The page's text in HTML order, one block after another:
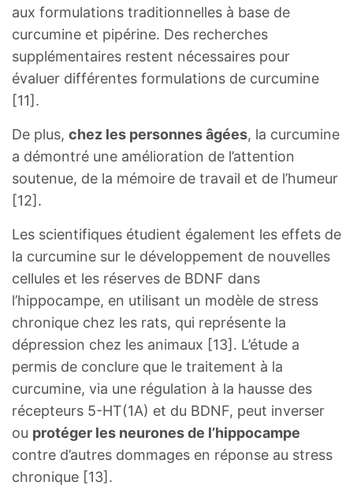
aux formulations traditionnelles à base de
curcumine et pipérine. Des recherches
supplémentaires restent nécessaires pour
évaluer différentes formulations de curcumine
[11].
De plus, chez les personnes âgées, la curcumine
a démontré une amélioration de l’attention
soutenue, de la mémoire de travail et de l’humeur
[12].
Les scientifiques étudient également les effets de
la curcumine sur le développement de nouvelles
cellules et les réserves de BDNF dans
l’hippocampe, en utilisant un modèle de stress
chronique chez les rats, qui représente la
dépression chez les animaux [13]. L’étude a
permis de conclure que le traitement à la
curcumine, via une régulation à la hausse des
récepteurs 5-HT(1A) et du BDNF, peut inverser
ou protéger les neurones de l’hippocampe
contre d’autres dommages en réponse au stress
chronique [13].